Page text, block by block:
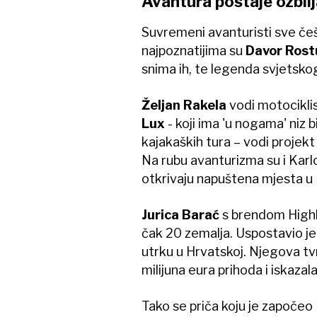
Suvremeni avanturisti sve
najpoznatijima su Davor
snima ih, te legenda
Željan Rakela vodi
Lux - koji ima 'u nogama' niz
kajakaških tura – vodi
Na rubu avanturizma su i
otkrivaju napuštena mjesta u
Jurica Baraćs brendom
čak 20 zemalja. Uspostavio
utrku u Hrvatskoj. Njegova
milijuna eura prihoda i
Tako se priča koju je